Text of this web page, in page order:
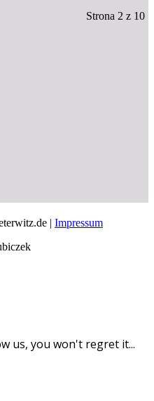
Strona 2 z 10
| Impressum
us, you won't regret it...